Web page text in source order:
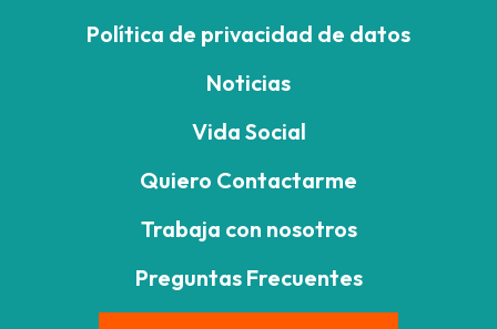
Política de privacidad de datos
Noticias
Vida Social
Quiero Contactarme
Trabaja con nosotros
Preguntas Frecuentes